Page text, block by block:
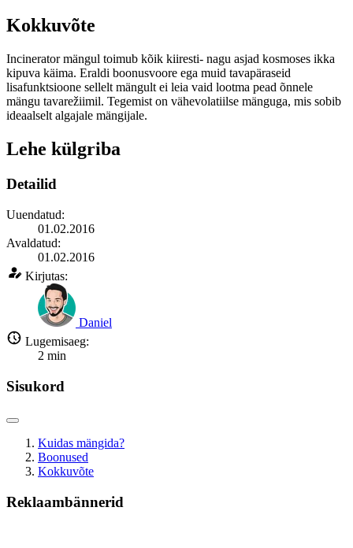
Kokkuvõte
Incinerator mängul toimub kõik kiiresti- nagu asjad kosmoses ikka
kipuva käima. Eraldi boonusvoore ega muid tavapäraseid
lisafunktsioone sellelt mängult ei leia vaid lootma pead õnnele
mängu tavarežiimil. Tegemist on vähevolatiilse mänguga, mis sobib
ideaalselt algajale mängijale.
Lehe külgriba
Detailid
Uuendatud:
01.02.2016
Avaldatud:
01.02.2016
Kirjutas:
Daniel
Lugemisaeg:
2 min
Sisukord
Kuidas mängida?
Boonused
Kokkuvõte
Reklaambännerid